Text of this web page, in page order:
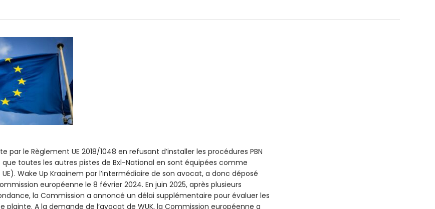
par le Règlement UE 2018/1048 en refusant d’installer les procédures PBN
que toutes les autres pistes de Bxl-National en sont équipées comme
Wake Up Kraainem par l’intermédiaire de son avocat, a donc déposé
européenne le 8 février 2024. En juin 2025, après plusieurs
la Commission a annoncé un délai supplémentaire pour évaluer les
plainte. A la demande de l’avocat de WUK, la Commission européenne a